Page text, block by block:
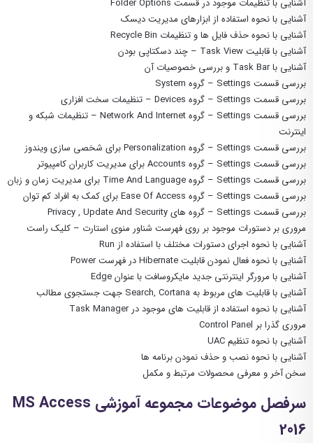
آشنایی با تنظیمات موجود در قسمت Folder Options
آشنایی با نحوه استفاده از ابزارهای مدیریت دیسک
آشنایی با نحوه حذف فایل ها و تنظیمات Recycle Bin
آشنایی با قابلیت Task View – چند دسکتاپی بودن
آشنایی با Task Bar و بررسی خصوصیات آن
بررسی قسمت Settings – گروه System
بررسی قسمت Settings – گروه Devices – تنظیمات سخت افزاری
بررسی قسمت Settings – گروه Network And Internet – تنظیمات شبکه و
اینترنت
بررسی قسمت Settings – گروه Personalization برای شخصی سازی ویندوز
بررسی قسمت Settings – گروه Accounts برای مدیریت کاربران کامپیوتر
بررسی قسمت Settings – گروه Time And Language برای مدیریت زمان و زبان
بررسی قسمت Settings – گروه Ease Of Access برای کمک به افراد کم توان
بررسی قسمت Settings – گروه های Privacy , Update And Security
مروری بر دستورات موجود بر روی فهرست شناور منوی استارت – کلیک راست
آشنایی با نحوه اجرای دستورات مختلف با استفاده از Run
آشنایی با نحوه فعال نمودن قابلیت Hibernate در فهرست Power
آشنایی با مرورگر اینترنتی جدید مایکروسافت با عنوان Edge
آشنایی با قابلیت های مربوط به Search, Cortana جهت جستجوی مطالب
آشنایی با نحوه استفاده از قابلیت های موجود در Task Manager
مروری گذرا بر Control Panel
آشنایی با نحوه تنظیم UAC
آشنایی با نحوه نصب و حذف نمودن برنامه ها
سخن آخر و معرفی محصولات مرتبط و مکمل
سرفصل موضوعات مجموعه آموزشی MS Access
2016